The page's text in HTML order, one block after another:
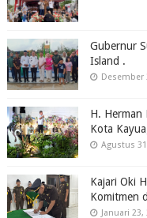
Gubernur
Island .
Desember
H. Herman
Kota
Agustus
Kajari Oki
Komitmen
Januari 23,